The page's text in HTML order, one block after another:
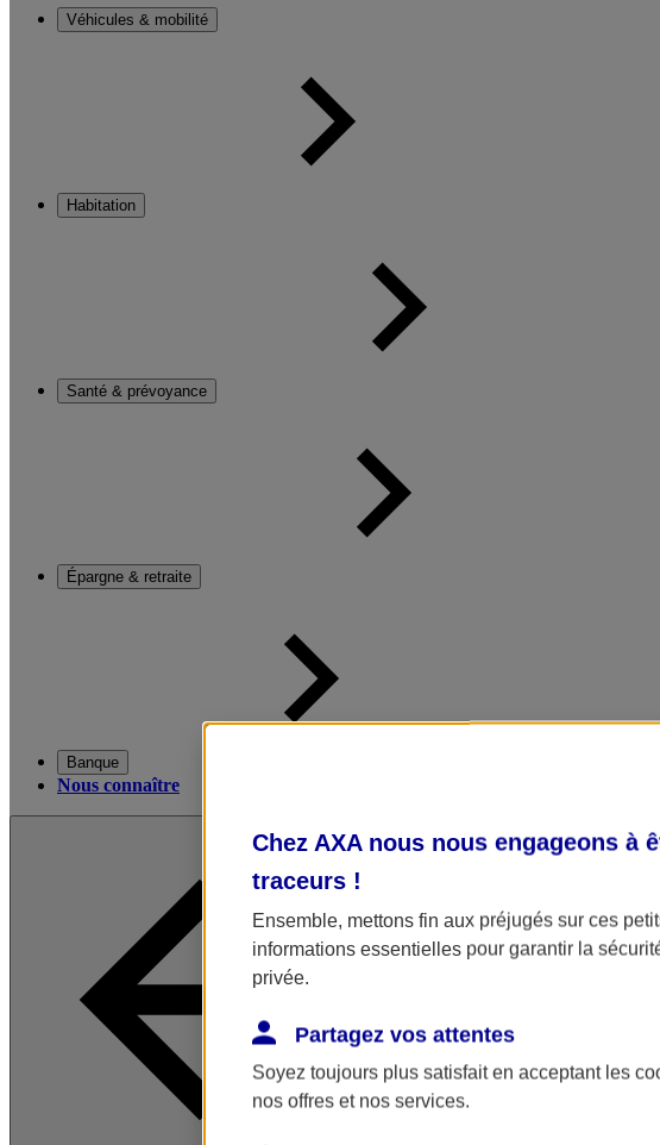
Véhicules & mobilité
Habitation
Santé & prévoyance
Épargne & retraite
Banque
Nous connaître
Chez AXA nous nous engageons
traceurs !
Ensemble, mettons fin aux préjugés sur ces
informations essentielles pour garantir la
privée.
Partagez vos attentes
Soyez toujours plus satisfait en acceptant les
nos offres et nos services.